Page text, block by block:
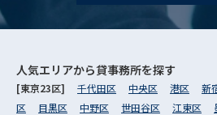
人気エリアから貸事務所を探す
[東京23区] 千代田区 中央区 港区 新
区
目黒区 中野区 世田谷区 江東区